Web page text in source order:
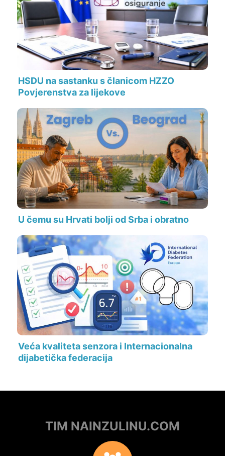
HSDU na sastanku s članicom HZZO
Povjerenstva za lijekove
U čemu su Hrvati bolji od Srba i obratno
Veća kvaliteta senzora i Internacionalna
dijabetička federacija
TIM NAINZULINU.COM